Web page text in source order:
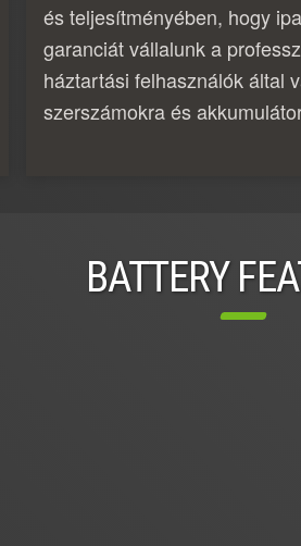
és teljesítményében, hogy
garanciát vállalunk a
háztartási felhasználók által
szerszámokra és
BATTERY